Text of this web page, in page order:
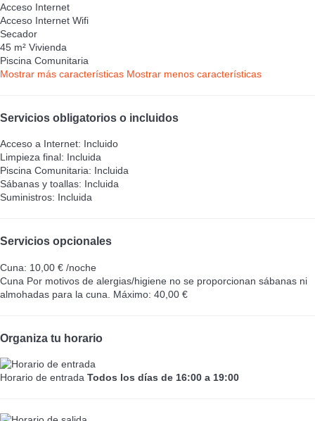
Acceso Internet
Acceso Internet Wifi
Secador
45 m² Vivienda
Piscina Comunitaria
Mostrar más características Mostrar menos características
Servicios obligatorios o incluidos
Acceso a Internet: Incluido
Limpieza final: Incluida
Piscina Comunitaria: Incluida
Sábanas y toallas: Incluida
Suministros: Incluida
Servicios opcionales
Cuna: 10,00 € /noche
Cuna Por motivos de alergias/higiene no se proporcionan sábanas ni
almohadas para la cuna. Máximo: 40,00 €
Organiza tu horario
Horario de entrada Todos los días de 16:00 a 19:00